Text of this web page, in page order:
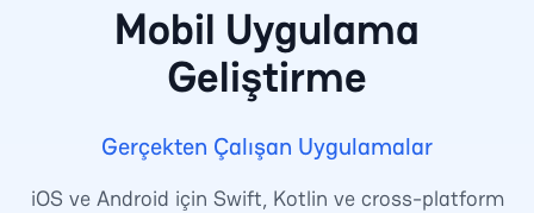
Mobil Uygulama
Geliştirme
Gerçekten Çalışan Uygulamalar
iOS ve Android için Swift, Kotlin ve cross-platform